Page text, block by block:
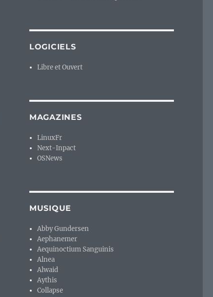
LOGICIELS
Libre et Ouvert
MAGAZINES
LinuxFr
Next-Inpact
OSNews
MUSIQUE
Abby Gundersen
Aephanemer
Aequinoctium Sanguinis
Alnea
Alwaid
Aythis
Collapse